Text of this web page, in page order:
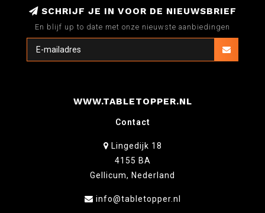
SCHRIJF JE IN VOOR DE NIEUWSBRIEF
En blijf up to date met onze nieuwste aanbiedingen
WWW.TABLETOPPER.NL
Contact
Lingedijk 18
4155 BA
Gellicum, Nederland
info@tabletopper.nl